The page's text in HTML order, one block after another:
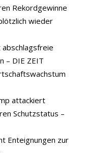
Rekordgewinne
wieder
– DIE ZEIT
attackiert
Schutzstatus –
Enteignungen zur